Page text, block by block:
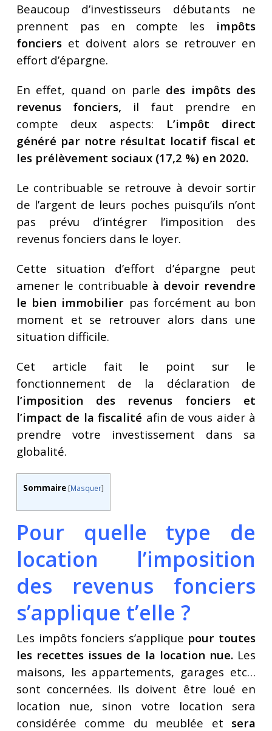
Beaucoup d’investisseurs débutants ne
prennent pas en compte les impôts
foncierset doivent alors se retrouver en
effort d’épargne.
En effet, quand on parle des impôts des
revenus fonciers, il faut prendre en
compte deux aspects: L’impôt direct
généré par notre résultat locatif fiscal et
les prélèvement sociaux (17,2 %) en 2020.
Le contribuable se retrouve à devoir sortir
de l’argent de leurs poches puisqu’ils n’ont
pas prévu d’intégrer l’imposition des
revenus fonciers dans le loyer.
Cette situation d’effort d’épargne peut
amener le contribuable à devoir revendre
le bien immobilier pas forcément au bon
moment et se retrouver alors dans une
situation difficile.
Cet article fait le point sur le
fonctionnement de la déclaration de
l’imposition des revenus fonciers et
l’impact de la fiscalité afin de vous aider à
prendre votre investissement dans sa
globalité.
Sommaire [Masquer]
Pour quelle type de
location l’imposition
des revenus fonciers
s’applique t’elle ?
Les impôts fonciers s’applique pour toutes
les recettes issues de la location nue.Les
maisons, les appartements, garages etc…
sont concernées. Ils doivent être loué en
location nue, sinon votre location sera
considérée comme du meublée et sera